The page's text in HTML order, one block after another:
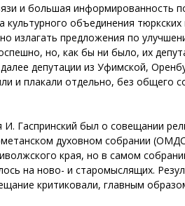
и большая информированность
культурного объединения
излагать предложения по
но, как бы ни было, их
депутации из Уфимской,
и плакали отдельно, без
Гаспринский был о совещании
духовном собрании
края, но в самом
на ново- и старомыслящих.
критиковали, главным